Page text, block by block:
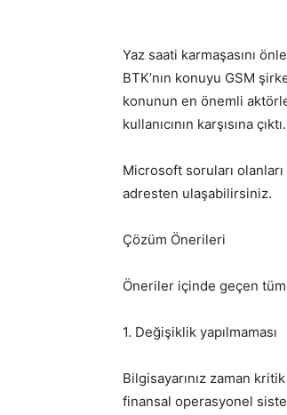
Yaz saati karmaşasını
BTK’nın konuyu GSM
konunun en önemli
kullanıcının karşısına çıktı.
Microsoft soruları
adresten ulaşabilirsiniz.
Çözüm Önerileri
Öneriler içinde geçen
1. Değişiklik yapılmaması
Bilgisayarınız zaman
finansal operasyonel